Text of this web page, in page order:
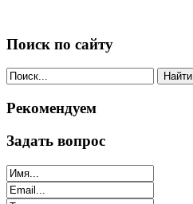
Поиск по сайту
Найти
Рекомендуем
Задать вопрос